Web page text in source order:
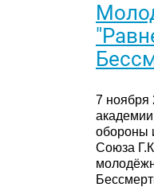
7 ноября
обороны
Союза